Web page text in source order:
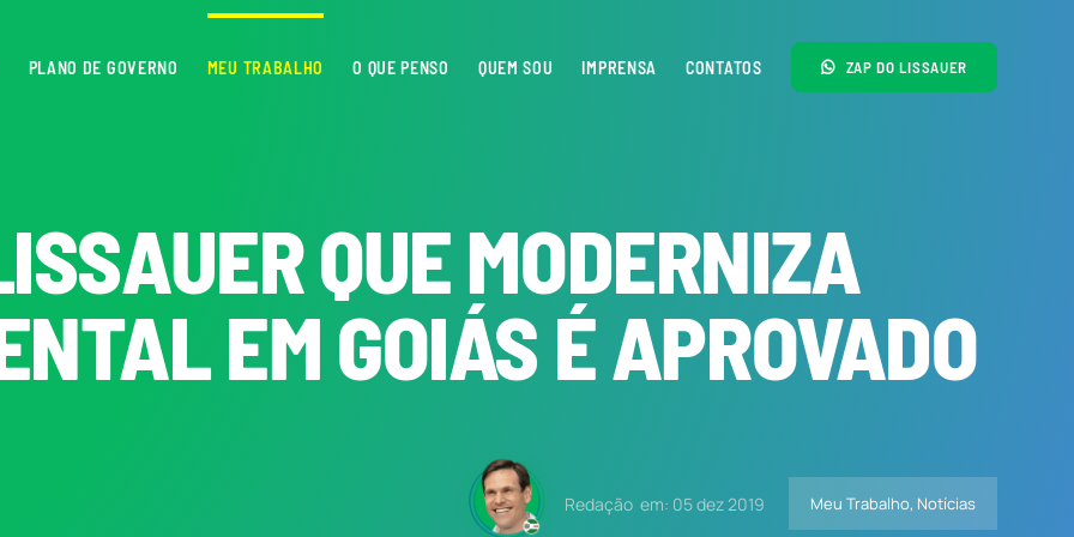
PLANO DE GOVERNO MEU TRABALHO O QUE PENSO QUEM SOU IMPRENSA CONTATOS ZAP DO LISSAUER
QUE MODERNIZA
EM GOIÁS É APROVADO
Redação em: 05 dez 2019 Meu Trabalho, Notícias